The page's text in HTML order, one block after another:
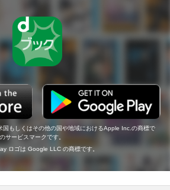
もしくはその他の国や地域におけるApple Inc.の商標で
ービスマークです。
ロゴは Google LLC の商標です。